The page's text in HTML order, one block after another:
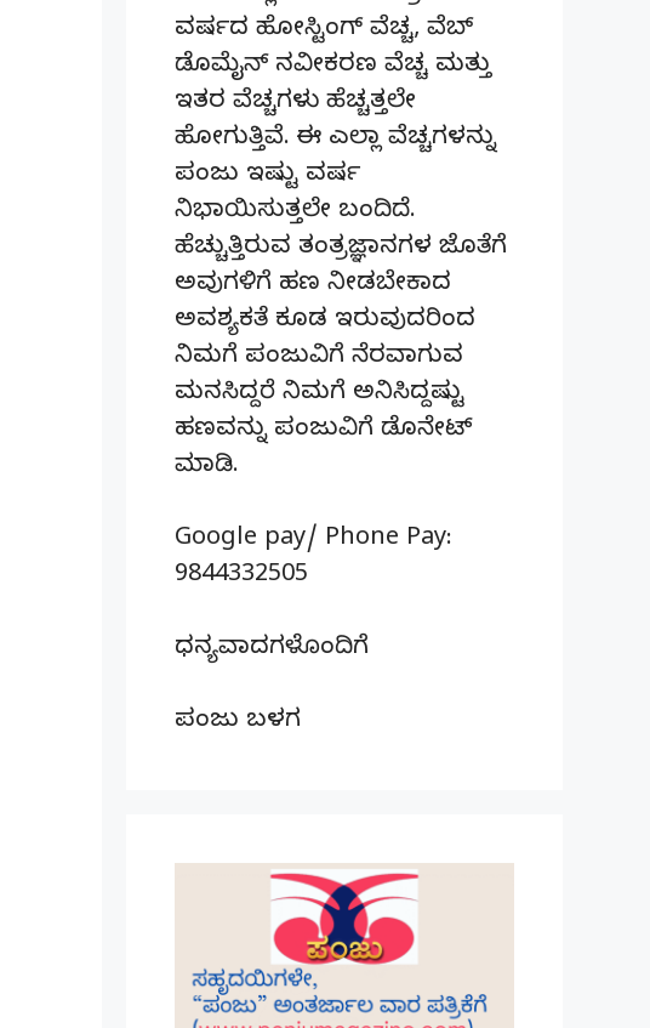
ವರ್ಷದ ಹೋಸ್ಟಿಂಗ್‌ ವೆಚ್ಚ, ವೆಬ್‌
ಡೊಮೈನ್‌ ನವೀಕರಣ ವೆಚ್ಚ ಮತ್ತು
ಇತರ ವೆಚ್ಚಗಳು ಹೆಚ್ಚತ್ತಲೇ
ಹೋಗುತ್ತಿವೆ. ಈ ಎಲ್ಲಾ ವೆಚ್ಚಗಳನ್ನು
ಪಂಜು ಇಷ್ಟು ವರ್ಷ
ನಿಭಾಯಿಸುತ್ತಲೇ ಬಂದಿದೆ.
ಹೆಚ್ಚುತ್ತಿರುವ ತಂತ್ರಜ್ಞಾನಗಳ ಜೊತೆಗೆ
ಅವುಗಳಿಗೆ ಹಣ ನೀಡಬೇಕಾದ
ಅವಶ್ಯಕತೆ ಕೂಡ ಇರುವುದರಿಂದ
ನಿಮಗೆ ಪಂಜುವಿಗೆ ನೆರವಾಗುವ
ಮನಸಿದ್ದರೆ ನಿಮಗೆ ಅನಿಸಿದ್ದಷ್ಟು
ಹಣವನ್ನು ಪಂಜುವಿಗೆ ಡೊನೇಟ್‌
ಮಾಡಿ.
Google pay/ Phone Pay:
9844332505
ಧನ್ಯವಾದಗಳೊಂದಿಗೆ
ಪಂಜು ಬಳಗ